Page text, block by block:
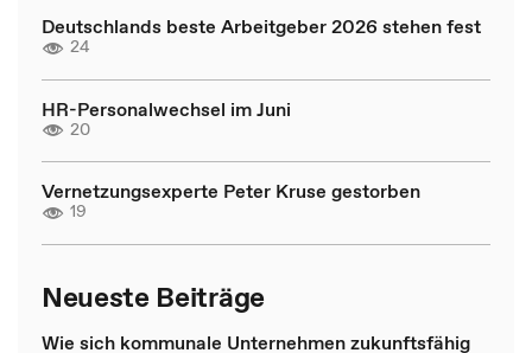
Deutschlands beste Arbeitgeber 2026 stehen fest
24
HR-Personalwechsel im Juni
20
Vernetzungsexperte Peter Kruse gestorben
19
Neueste Beiträge
Wie sich kommunale Unternehmen zukunftsfähig